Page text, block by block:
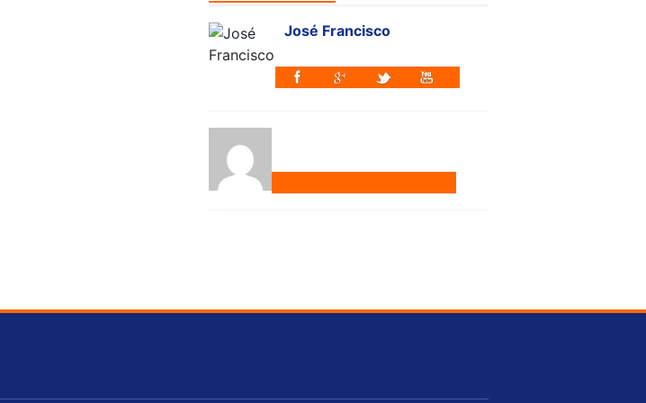
José Francisco